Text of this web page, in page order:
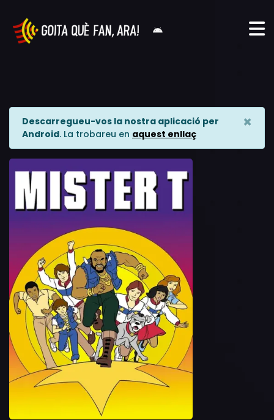
Descarregueu-vos la nostra aplicació per
Android. La trobareu en aquest enllaç
×